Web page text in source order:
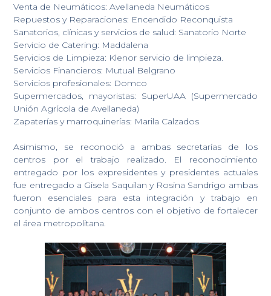
Venta de Neumáticos: Avellaneda Neumáticos
Repuestos y Reparaciones: Encendido Reconquista
Sanatorios, clínicas y servicios de salud: Sanatorio Norte
Servicio de Catering: Maddalena
Servicios de Limpieza: Klenor servicio de limpieza.
Servicios Financieros: Mutual Belgrano
Servicios profesionales: Domco
Supermercados, mayoristas: SuperUAA (Supermercado
Unión Agrícola de Avellaneda)
Zapaterías y marroquinerías: Marila Calzados
Asimismo, se reconoció a ambas secretarías de los
centros por el trabajo realizado. El reconocimiento
entregado por los expresidentes y presidentes actuales
fue entregado a Gisela Saquilan y Rosina Sandrigo ambas
fueron esenciales para esta integración y trabajo en
conjunto de ambos centros con el objetivo de fortalecer
el área metropolitana.